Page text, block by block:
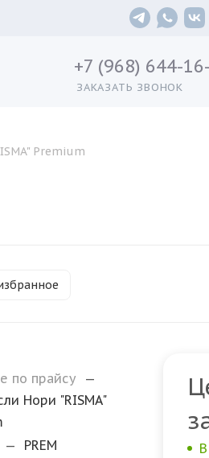
+7 (968) 644-
ЗАКАЗАТЬ ЗВОНОК
Premium
по прайсу
—
Нори "RISMA"
—
PREM